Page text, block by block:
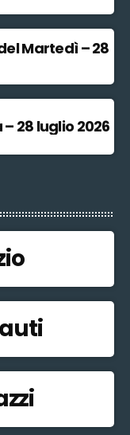
Martedì – 28
28 luglio 2026